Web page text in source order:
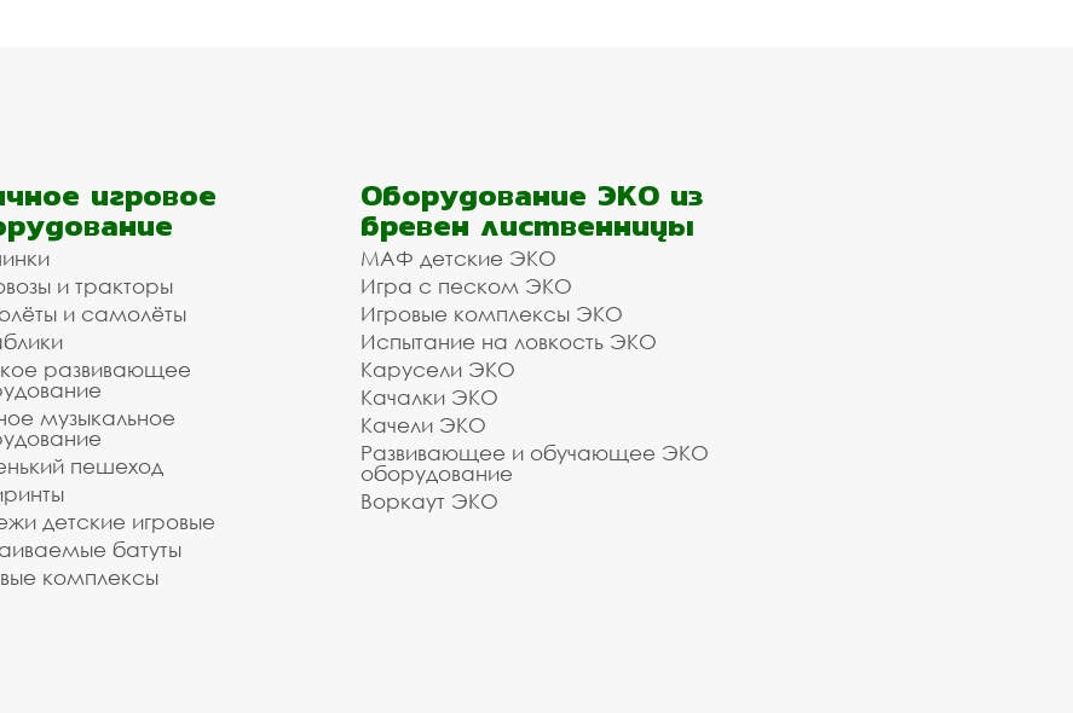
игровое
и тракторы
и самолёты
развивающее
музыкальное
пешеход
детские игровые
батуты
комплексы
Оборудование ЭКО из
бревен лиственницы
МАФ детские ЭКО
Игра с песком ЭКО
Игровые комплексы ЭКО
Испытание на ловкость ЭКО
Карусели ЭКО
Качалки ЭКО
Качели ЭКО
Развивающее и обучающее ЭКО
оборудование
Воркаут ЭКО